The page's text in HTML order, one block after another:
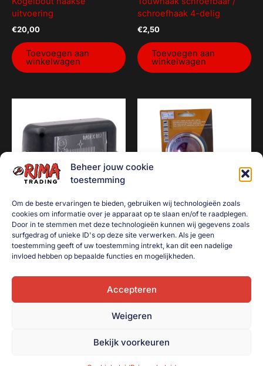
Beheer jouw cookie
toestemming
Om de beste ervaringen te bieden, gebruiken wij technologieën zoals
cookies om informatie over je apparaat op te slaan en/of te raadplegen.
Door in te stemmen met deze technologieën kunnen wij gegevens zoals
surfgedrag of unieke ID's op deze site verwerken. Als je geen
toestemming geeft of uw toestemming intrekt, kan dit een nadelige
invloed hebben op bepaalde functies en mogelijkheden.
Accepteren
Weigeren
Bekijk voorkeuren
uitvoering
€20,00
Toevoegen aan
winkelwagen
schroefhaak 4-delig
€2,50
Toevoegen aan
winkelwagen
Kentekenverlichting klein +
2 boutjes
€2,00
Toevoegen aan
Breedtelamp / Positielamp /
Zijlamp rond 2 stuks met
verchroomde ring rood
Toevoegen aan